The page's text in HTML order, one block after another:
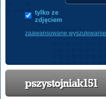
tylko ze
zdjęciem
zaawansowane wyszukiwanie
pszystojniak151